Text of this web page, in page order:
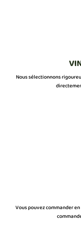
Nous sélectionnons
Vous pouvez commander